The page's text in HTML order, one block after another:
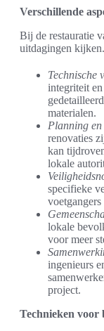
Verschillende
Bij de restauratie
uitdagingen
Technische
integriteit
materialen.
Planning
renovaties
kan
lokale
specifieke
lokale
voor meer
ingenieurs
project.
Technieken voor